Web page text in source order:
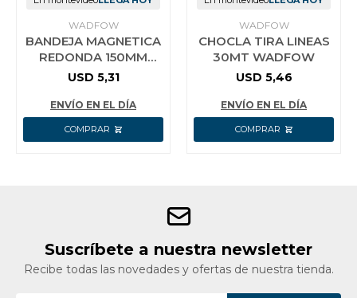
WADFOW
BANDEJA MAGNETICA
REDONDA 150MM
WADFOW WMC6001
USD 5,31
ENVÍO EN EL DÍA
WADFOW
CHOCLA TIRA LINEAS
30MT WADFOW
USD 5,46
ENVÍO EN EL DÍA
Suscríbete a nuestra newsletter
Recibe todas las novedades y ofertas de nuestra tienda.